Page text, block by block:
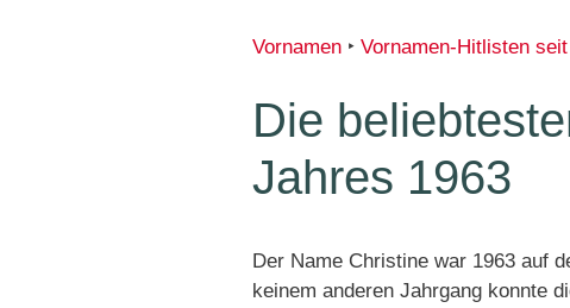
Vornamen ‣ Vornamen-Hitlisten
Die
Jahres 1963
Der Name Christine war 1963 auf
keinem anderen Jahrgang konnte